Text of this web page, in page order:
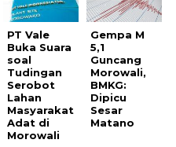
PT Vale
Buka Suara
soal
Tudingan
Serobot
Lahan
Masyarakat
Adat di
Morowali
Gempa M
5,1
Guncang
Morowali,
BMKG:
Dipicu
Sesar
Matano